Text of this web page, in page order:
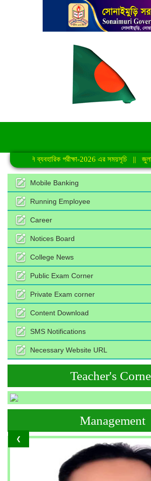
এইচএসসি ব্যবহারিক পরীক্ষা-2026 এর সময়সূচি|| জুলাই
Mobile Banking
Running Employee
Career
Notices Board
College News
Public Exam Corner
Private Exam corner
Content Download
SMS Notifications
Necessary Website URL
Teacher's
❮
Management